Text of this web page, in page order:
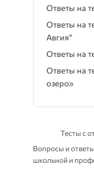
Ответы на
Ответы на
Авгия”
Ответы на
Ответы на
озеро»
Тесты с
Вопросы и
школьной и